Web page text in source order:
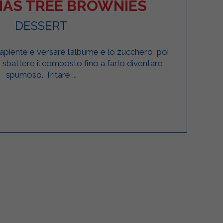
TREE BROWNIES
DESSERT
e versare l’albume e lo zucchero, poi
sbattere il composto fino a farlo diventare
spumoso. Tritare ...